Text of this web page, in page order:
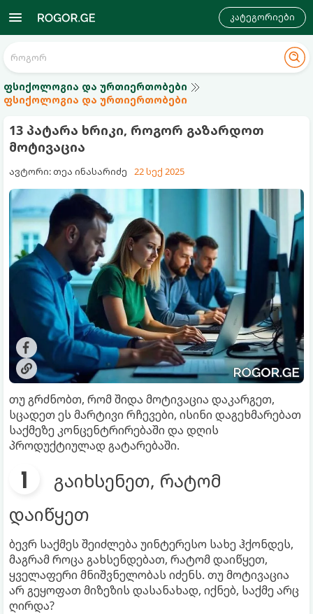
კატეგორიები
ფსიქოლოგია და ურთიერთობები
ფსიქოლოგია და ურთიერთობები
13 პატარა ხრიკი, როგორ გაზარდოთ
მოტივაცია
ავტორი: თეა ინასარიძე 22 სექ 2025
თუ გრძნობთ, რომ შიდა მოტივაცია დაკარგეთ,
სცადეთ ეს მარტივი რჩევები, ისინი დაგეხმარებათ
საქმეზე კონცენტრირებაში და დღის
პროდუქტიულად გატარებაში.
გაიხსენეთ, რატომ
დაიწყეთ
ბევრ საქმეს შეიძლება უინტერესო სახე ჰქონდეს,
მაგრამ როცა გახსენდებათ, რატომ დაიწყეთ,
ყველაფერი მნიშვნელობას იძენს. თუ მოტივაცია
არ გეყოფათ მიზეზის დასანახად, იქნებ, საქმე არც
ღირდა?